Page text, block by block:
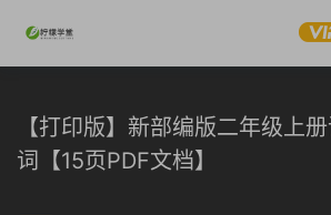
【打印版】新部编版二年级上
词【15页PDF文档】